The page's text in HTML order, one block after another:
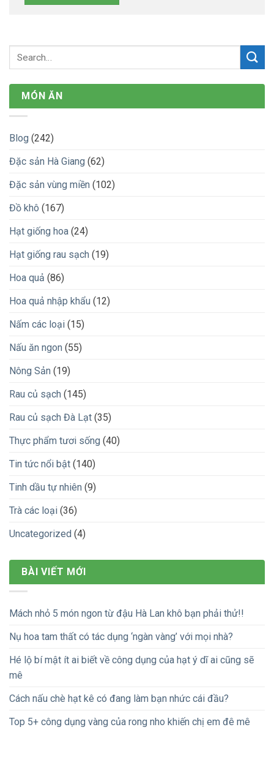
MÓN ĂN
Blog (242)
Đặc sản Hà Giang (62)
Đặc sản vùng miền (102)
Đồ khô (167)
Hạt giống hoa (24)
Hạt giống rau sạch (19)
Hoa quả (86)
Hoa quả nhập khẩu (12)
Nấm các loại (15)
Nấu ăn ngon (55)
Nông Sản (19)
Rau củ sạch (145)
Rau củ sạch Đà Lạt (35)
Thực phẩm tươi sống (40)
Tin tức nổi bật (140)
Tinh dầu tự nhiên (9)
Trà các loại (36)
Uncategorized (4)
BÀI VIẾT MỚI
Mách nhỏ 5 món ngon từ đậu Hà Lan khô bạn phải thử!!
Nụ hoa tam thất có tác dụng ‘ngàn vàng’ với mọi nhà?
Hé lộ bí mật ít ai biết về công dụng của hạt ý dĩ ai cũng sẽ
mê
Cách nấu chè hạt kê có đang làm bạn nhức cái đầu?
Top 5+ công dụng vàng của rong nho khiến chị em đê mê